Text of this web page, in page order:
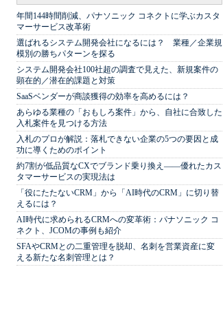
年間144時間削減、パナソニック コネクトに学ぶカスタ
マーサービス改革術
選ばれるシステム開発会社になるには？ 業種／企業規
模別の勝ちパターンを探る
システム開発会社100社超の調査で見えた、新規案件の
顕在的／潜在的課題と対策
SaaSベンダーが商談獲得の効率を高めるには？
あらゆる業種の「おもしろ案件」から、自社に合致した
入札案件を見つける方法
入札のプロが解説：落札できない企業の5つの要因と成
功に導くためのポイント
約7割が低品質なCXでブランド乗り換え――優れたカス
タマーサービスの実現法は
「役にたたないCRM」から「AI時代のCRM」に切り替
えるには？
AI時代に求められるCRMへの変革術：パナソニック コ
ネクト、JCOMの事例も紹介
SFAやCRMとの二重管理を脱却、名刺を営業資産に変
える新たな名刺管理とは？